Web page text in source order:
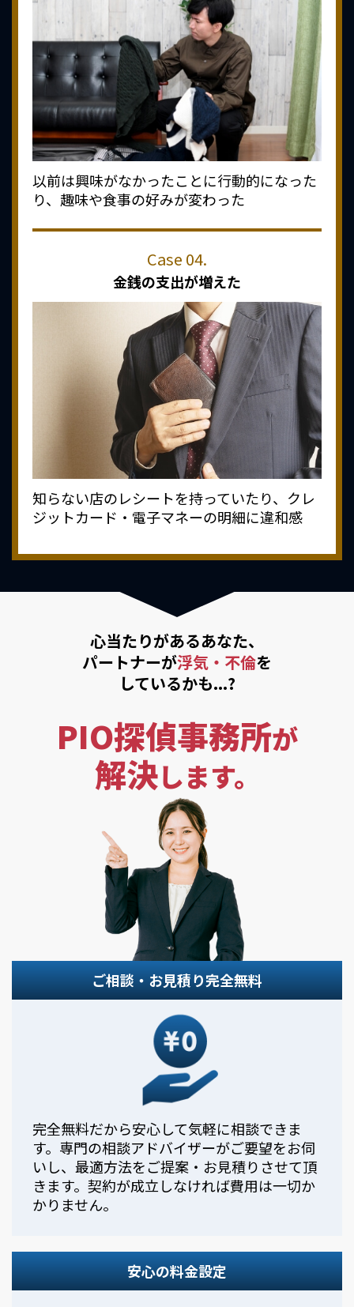
以前は興味がなかったことに行動的になった
り、趣味や食事の好みが変わった
金銭の支出が増えた
知らない店のレシートを持っていたり、クレ
ジットカード・電子マネーの明細に違和感
心当たりがあるあなた、
パートナーが浮気・不倫を
しているかも...?
PIO探偵事務所が
解決します。
ご相談・お見積り完全無料
完全無料だから安心して気軽に相談できま
す。専門の相談アドバイザーがご要望をお伺
いし、最適方法をご提案・お見積りさせて頂
きます。契約が成立しなければ費用は一切か
かりません。
安心の料金設定